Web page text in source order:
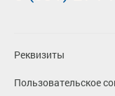
Реквизиты
Пользовательское